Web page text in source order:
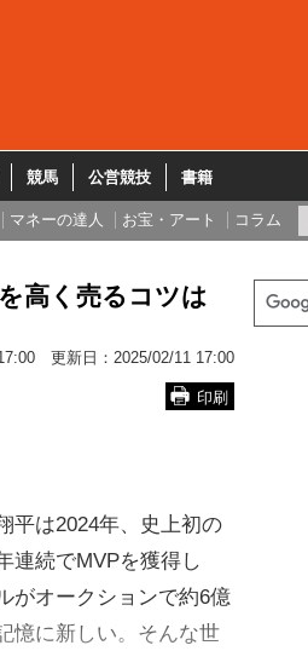
競馬 公営競技 書籍
マネーの達人 お宝・アート コラム
高く売るコツは
更新日： 2025/02/11 17:00
印刷
平は2024年、史上初の
連続でMVPを獲得し
がオークションで約6億
憶に新しい。そんな世